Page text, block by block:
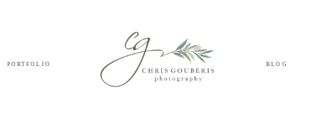
PORTFOLIO BLOG